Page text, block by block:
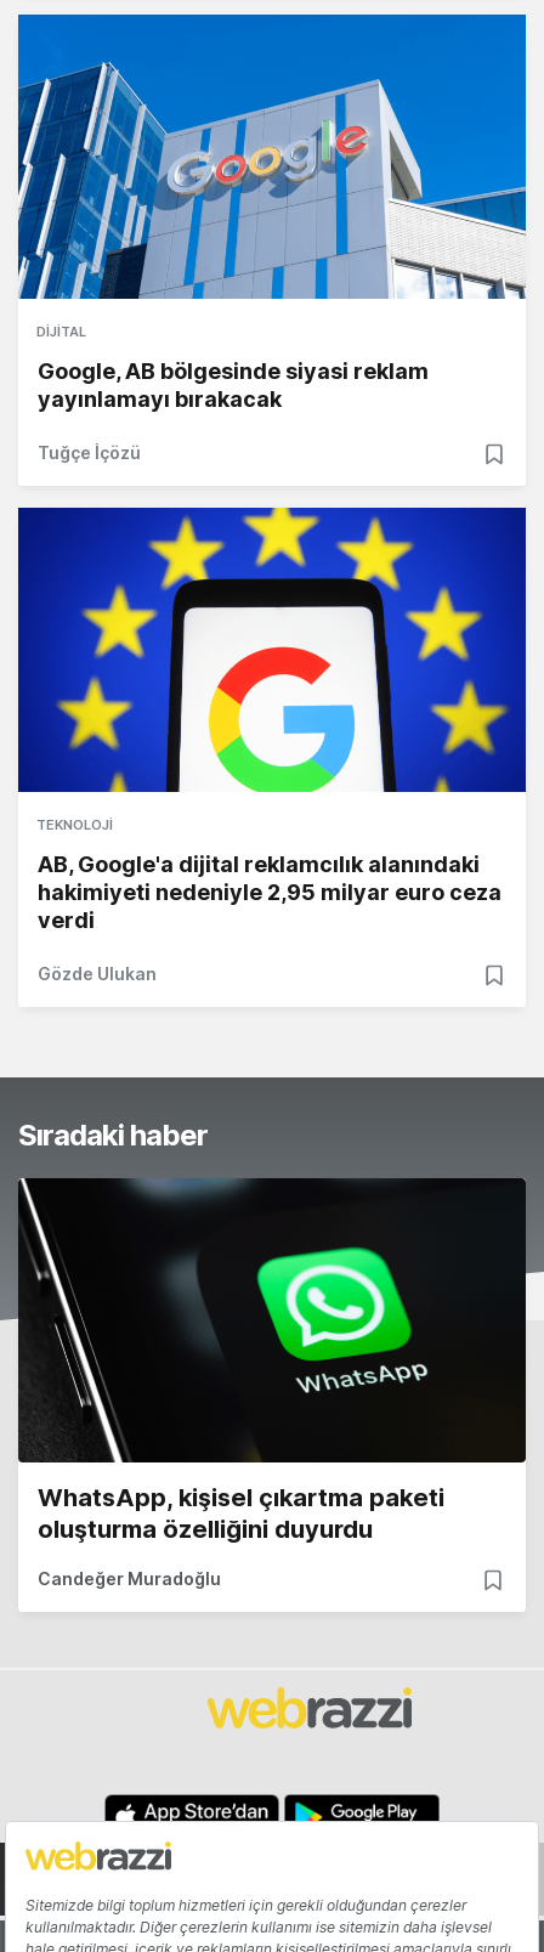
DIJITAL
Google, AB bölgesinde siyasi reklam
yayınlamayı bırakacak
Tuğçe İçözü
TEKNOLOJI
AB, Google'a dijital reklamcılık alanındaki
hakimiyeti nedeniyle 2,95 milyar euro ceza
verdi
Gözde Ulukan
Sıradaki haber
WhatsApp, kişisel çıkartma paketi
oluşturma özelliğini duyurdu
Candeğer Muradoğlu